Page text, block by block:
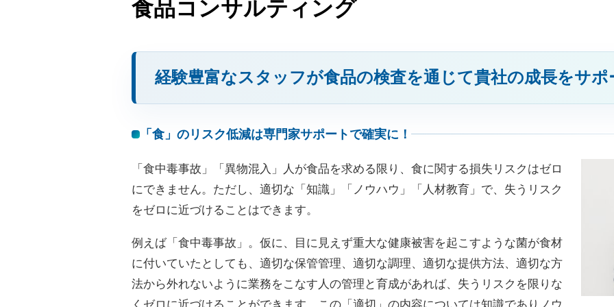
食品コンサルティング
経験豊富なスタッフが食品の検査を通じて貴社の成長をサポ
「食」のリスク低減は専門家サポートで確実に！
「食中毒事故」「異物混入」人が食品を求める限り、食に関する損失リスクはゼロ
にできません。ただし、適切な「知識」「ノウハウ」「人材教育」で、失うリスク
をゼロに近づけることはできます。
例えば「食中毒事故」。仮に、目に見えず重大な健康被害を起こすような菌が食材
に付いていたとしても、適切な保管管理、適切な調理、適切な提供方法、適切な方
法から外れないように業務をこなす人の管理と育成があれば、失うリスクを限りな